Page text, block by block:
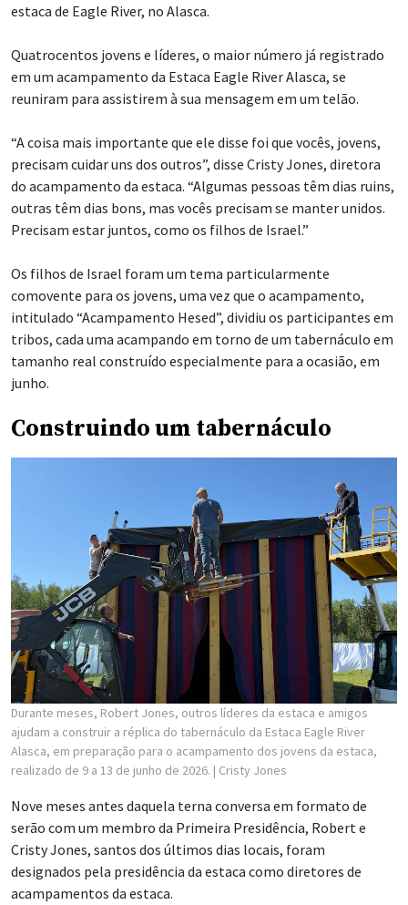
estaca de Eagle River, no Alasca.
Quatrocentos jovens e líderes, o maior número já registrado
em um acampamento da Estaca Eagle River Alasca, se
reuniram para assistirem à sua mensagem em um telão.
“A coisa mais importante que ele disse foi que vocês, jovens,
precisam cuidar uns dos outros”, disse Cristy Jones, diretora
do acampamento da estaca. “Algumas pessoas têm dias ruins,
outras têm dias bons, mas vocês precisam se manter unidos.
Precisam estar juntos, como os filhos de Israel.”
Os filhos de Israel foram um tema particularmente
comovente para os jovens, uma vez que o acampamento,
intitulado “Acampamento Hesed”, dividiu os participantes em
tribos, cada uma acampando em torno de um tabernáculo em
tamanho real construído especialmente para a ocasião, em
junho.
Construindo um tabernáculo
Durante meses, Robert Jones, outros líderes da estaca e amigos
ajudam a construir a réplica do tabernáculo da Estaca Eagle River
Alasca, em preparação para o acampamento dos jovens da estaca,
realizado de 9 a 13 de junho de 2026. | Cristy Jones
Nove meses antes daquela terna conversa em formato de
serão com um membro da Primeira Presidência, Robert e
Cristy Jones, santos dos últimos dias locais, foram
designados pela presidência da estaca como diretores de
acampamentos da estaca.